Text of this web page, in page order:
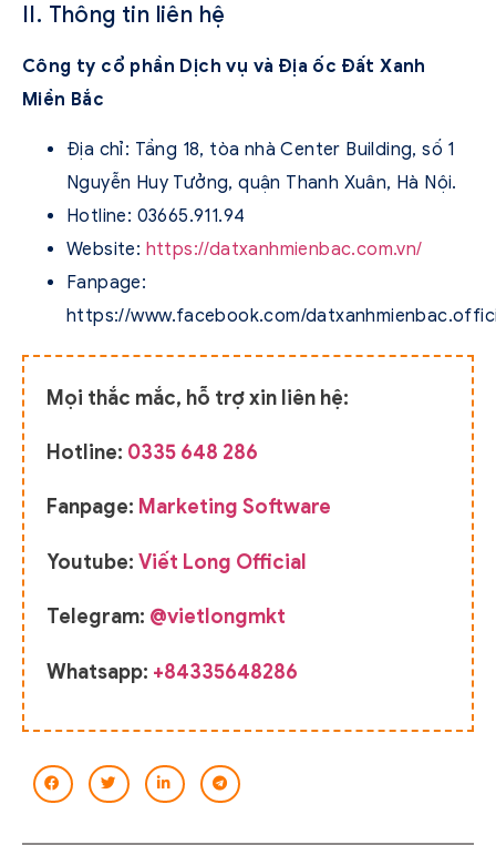
II. Thông tin liên hệ
Công ty cổ phần Dịch vụ và Địa ốc Đất Xanh
Miền Bắc
Địa chỉ: Tầng 18, tòa nhà Center Building, số 1
Nguyễn Huy Tưởng, quận Thanh Xuân, Hà Nội.
Hotline: 03665.911.94
Website: https://datxanhmienbac.com.vn/
Fanpage:
https://www.facebook.com/
Mọi thắc mắc, hỗ trợ xin liên hệ:
Hotline: 0335 648 286
Fanpage: Marketing Software
Youtube: Viết Long Official
Telegram: @vietlongmkt
Whatsapp: +84335648286